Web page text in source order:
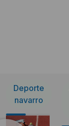
Deporte
navarro